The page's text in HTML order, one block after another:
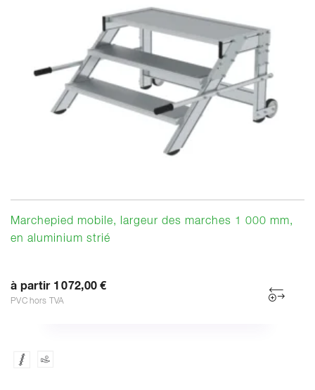
Marchepied mobile, largeur des marches 1 000 mm,
en aluminium strié
à partir 1 072,00 €
PVC hors TVA